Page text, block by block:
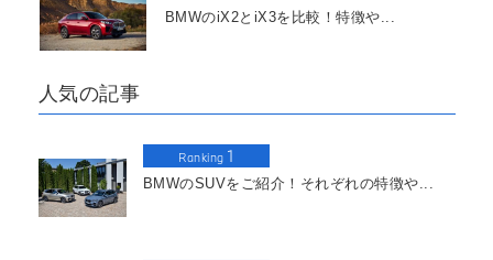
BMWのiX2とiX3を比較！特徴や...
人気の記事
Ranking 1
BMWのSUVをご紹介！それぞれの特徴や...